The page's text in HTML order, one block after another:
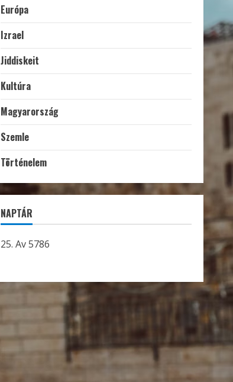
Európa
Izrael
Jiddiskeit
Kultúra
Magyarország
Szemle
Történelem
NAPTÁR
25. Av 5786